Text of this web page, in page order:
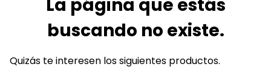
La página que estás
buscando no existe.
Quizás te interesen los siguientes productos.